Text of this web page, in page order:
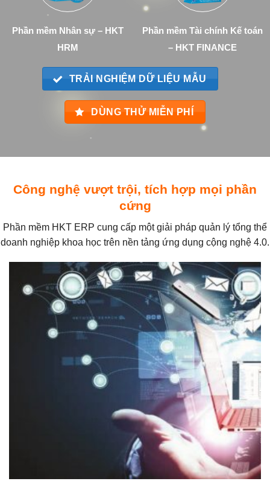
Phần mềm Nhân sự – HKT
HRM
Phần mềm Tài chính Kế toán
– HKT FINANCE
TRẢI NGHIỆM DỮ LIỆU MẪU
DÙNG THỬ MIỄN PHÍ
Công nghệ vượt trội, tích hợp mọi phần
cứng
Phần mềm HKT ERP cung cấp một giải pháp quản lý tổng thể
doanh nghiệp khoa học trên nền tảng ứng dụng cộng nghệ 4.0.